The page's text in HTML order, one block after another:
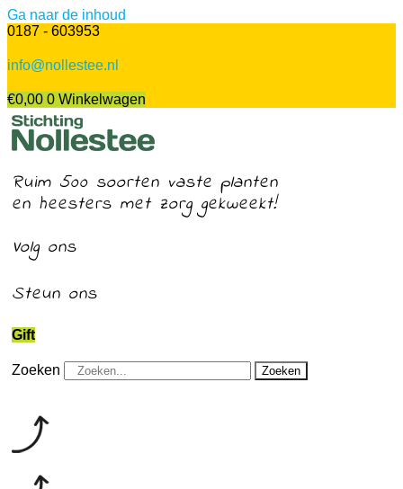
Ga naar de inhoud
0187 - 603953
info@nollestee.nl
€0,00 0 Winkelwagen
Ruim 500 soorten vaste planten
en heesters met zorg gekweekt!
Volg ons
Steun ons
Gift
Zoeken Zoeken